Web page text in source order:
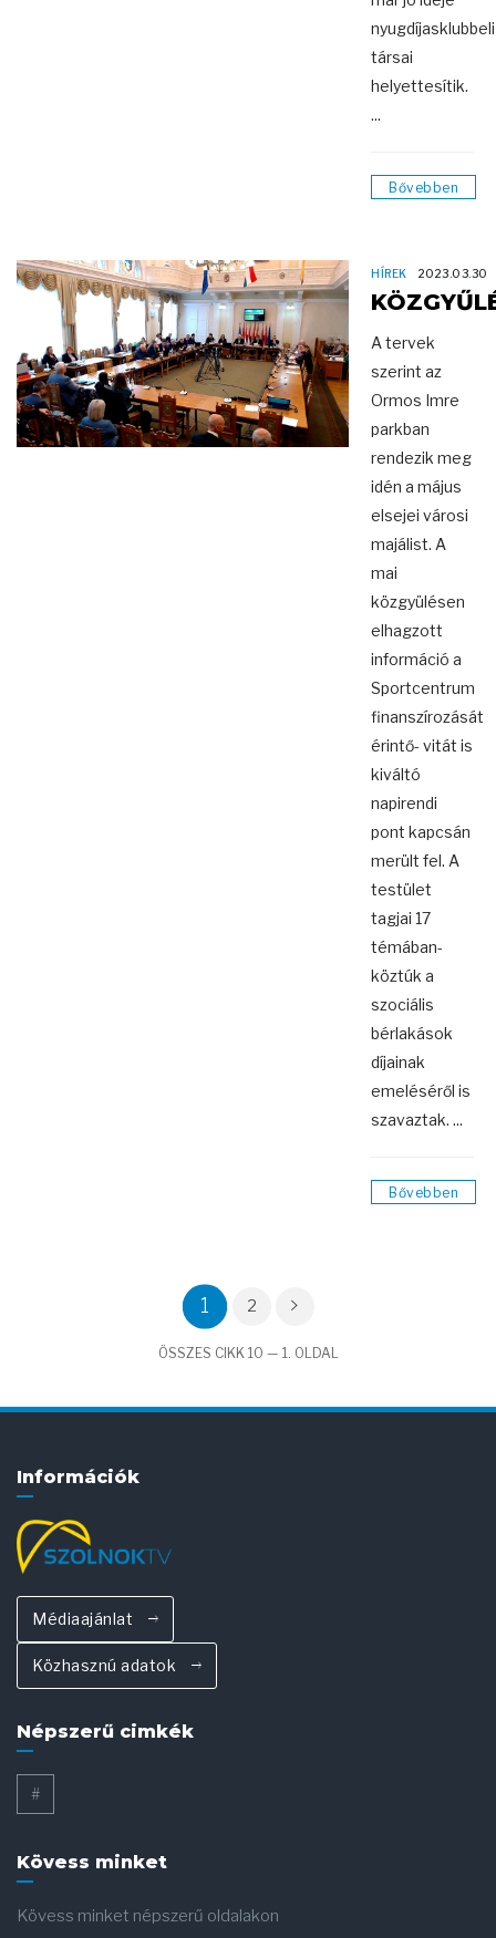
nyugdíjasklubbeli
társai
helyettesítik.
...
Bővebben
HÍREK 2023.03.30
A tervek
szerint az
Ormos Imre
parkban
rendezik meg
idén a május
elsejei városi
majálist. A
mai
közgyülésen
elhagzott
információ a
Sportcentrum
finanszírozását
érintő- vitát is
kiváltó
napirendi
pont kapcsán
merült fel. A
testület
tagjai 17
témában-
köztúk a
szociális
bérlakások
díjainak
emeléséről is
szavaztak. ...
Bővebben
1 2
ÖSSZES CIKK 10 — 1. OLDAL
Információk
Médiaajánlat
Közhasznú adatok
Népszerű cimkék
#
Kövess minket
Kövess minket népszerű oldalakon